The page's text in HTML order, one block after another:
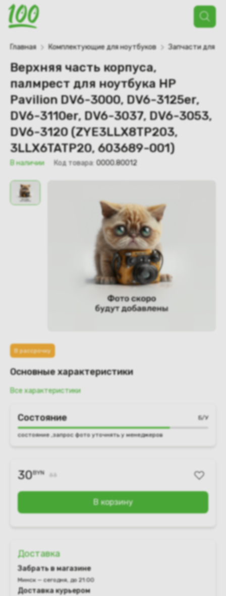
Поиск
товаров
Главная Комплектующие для ноутбуков Запчасти для
Верхняя часть корпуса,
палмрест для ноутбука HP
Pavilion DV6-3000, DV6-3125er,
DV6-3110er, DV6-3037, DV6-3053,
DV6-3120 (ZYE3LLX8TP203,
3LLX6TATP20, 603689-001)
В наличии Код товара: 0000.80012
В рассрочку
Основные характеристики
Все характеристики
Состояние Б/У
состояние ,запрос фото уточнять у менеджеров
30BYN
В корзину
Доставка
Забрать в магазине
Минск — сегодня, до 21:00
Доставка курьером